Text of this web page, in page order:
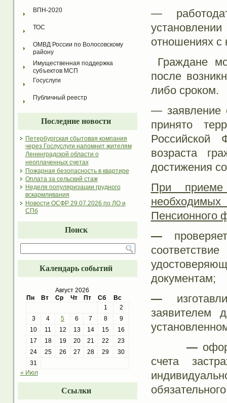
ВПН-2020
ТОС
ОМВД России по Волосовскому
району
Имущественная поддержка
субъектов МСП
Госуслуги
Публичный реестр
Последние новости
Петербургская сбытовая компания
через Гослуслуги напомнит жителям
Ленинградской области о
неоплаченных счетах
Пожарная безопасность в квартире
Оплата за сельский стаж
Неделя популяризации грудного
вскармливания
Новости ОСФР 29.07.2026 по ЛО и
СПб
Поиск
Календарь событий
Август 2026
Пн
Вт Ср Чт Пт Сб
Вс
1
2
3
4 5 6 7 8
9
10
11 12 13 14 15
16
17
18 19 20 21 22
23
24
25 26 27 28 29
30
31
« Июл
Ссылки
—
отношениях с
Граждане
после
либо сроком.
— заявление
принято
Российской
возраста
достижения
При
Пенсионного
—
документам;
—
заявителем
—
счета